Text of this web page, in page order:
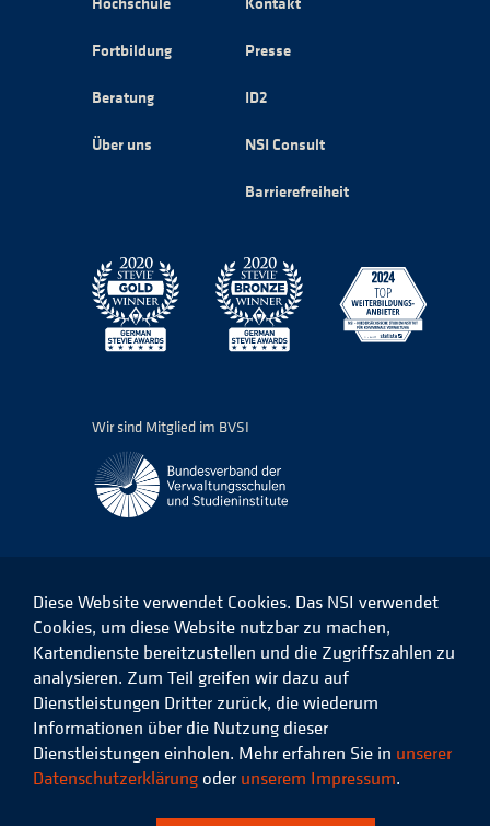
Fortbildung
Beratung
Über uns
Presse
ID2
NSI Consult
Barrierefreiheit
Wir sind Mitglied im BVSI
Das
NSI
Facebook
Das
NSI
auf
LinkedIn
Das
NSI
auf
Instagram
Das
Xing
© 2026 Niedersächsisches
Datenschutz Impressum
Diese Website verwendet Cookies. Das NSI verwendet
Cookies, um diese Website nutzbar zu machen,
Kartendienste bereitzustellen und die Zugriffszahlen zu
analysieren. Zum Teil greifen wir dazu auf
Dienstleistungen Dritter zurück, die wiederum
Informationen über die Nutzung dieser
Dienstleistungen einholen. Mehr erfahren Sie in unserer
Datenschutzerklärung oder unserem Impressum.